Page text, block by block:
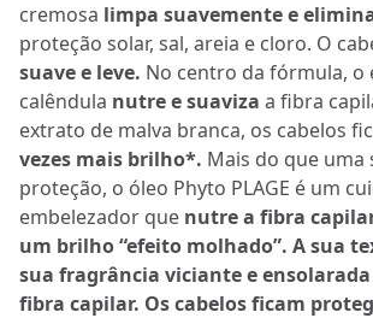
cremosa limpa suavemente e
proteção solar, sal, areia e cloro. O
suave e leve. No centro da fórmula, o
calêndula nutre e suaviza a fibra
extrato de malva branca, os cabelos
vezes mais brilho*. Mais do que uma
proteção, o óleo Phyto PLAGE é um
embelezador que nutre a fibra
um brilho “efeito molhado”. A sua
sua fragrância viciante e
fibra capilar. Os cabelos ficam